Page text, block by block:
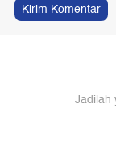
Kirim Komentar
Jadilah